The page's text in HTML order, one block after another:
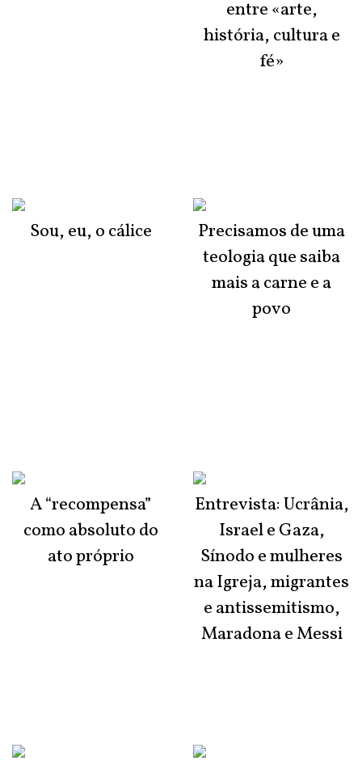
Sou, eu, o cálice
A “recompensa”
como absoluto do
ato próprio
entre «arte,
história, cultura e
fé»
Precisamos de uma
teologia que saiba
mais a carne e a
povo
Entrevista: Ucrânia,
Israel e Gaza,
Sínodo e mulheres
na Igreja, migrantes
e antissemitismo,
Maradona e Messi